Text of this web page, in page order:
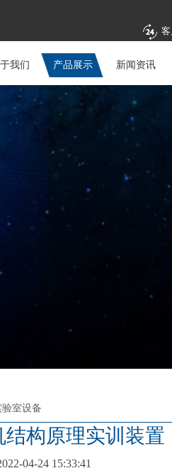
我们 产品展示 新闻资讯
室设备
结构原理实训装置
04-24 15:33:41